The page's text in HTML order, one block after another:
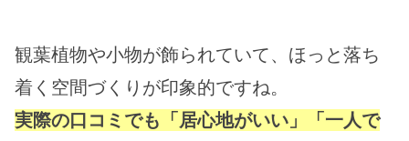
観葉植物や小物が飾られていて、ほっと落ち
着く空間づくりが印象的ですね。
実際の口コミでも「居心地がいい」「一人で